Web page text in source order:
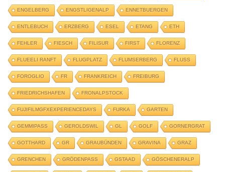
ENGELBERG ENGSTLIGENALP ENNETBUERGEN
ENTLEBUCH ERZBERG ESEL ETANG ETH
FEHLER FIESCH FILISUR FIRST FLORENZ
FLUEELI RANFT FLUGPLATZ FLUMSERBERG FLUSS
FOROGLIO FR FRANKREICH FREIBURG
FRIEDRICHSHAFEN FRONALPSTOCK
FUJIFILMGFXEXPERIENCEDAYS FURKA GARTEN
GEMMIPASS GEROLDSWIL GL GOLF GORNERGRAT
GOTTHARD GR GRAUBÜNDEN GRAVINA GRAZ
GRENCHEN GRÖDENPASS GSTAAD GÖSCHENERALP